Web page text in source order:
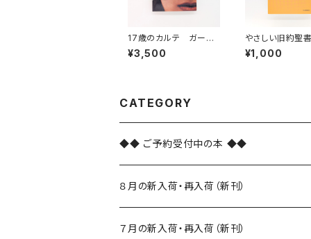
17歳のカルテ ガーデ
ンシネマ・イクスプレス
第67号 （映画パンフ
¥3,500
やさしい旧約聖
¥1,000
CATEGORY
◆◆ ご予約受付中の本 ◆◆
８月の新入荷・再入荷（新刊）
新入荷
７月の新入荷・再入荷（新刊）